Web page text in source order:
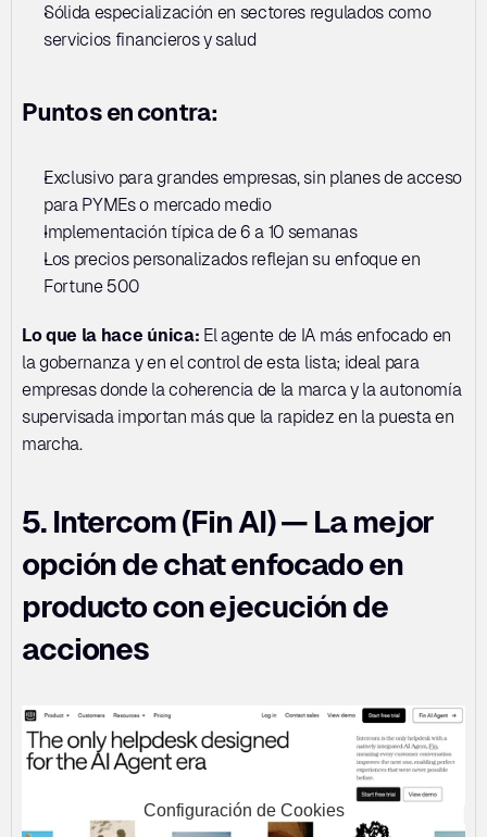
Configuración de Cookies
Sólida especialización en sectores regulados como
servicios financieros y salud
Puntos en contra:
Exclusivo para grandes empresas, sin planes de acceso
para PYMEs o mercado medio
Implementación típica de 6 a 10 semanas
Los precios personalizados reflejan su enfoque en
Fortune 500
Lo que la hace única: El agente de IA más enfocado en
la gobernanza y en el control de esta lista; ideal para
empresas donde la coherencia de la marca y la autonomía
supervisada importan más que la rapidez en la puesta en
marcha.
5. Intercom (Fin AI) — La mejor
opción de chat enfocado en
producto con ejecución de
acciones